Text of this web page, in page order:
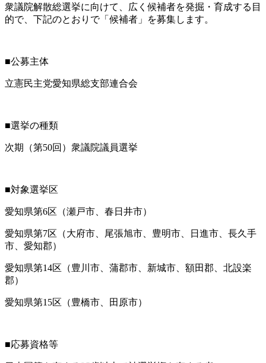
衆議院解散総選挙に向けて、広く候補者を発掘・育成する目
的で、下記のとおりで「候補者」を募集します。
■公募主体
立憲民主党愛知県総支部連合会
■選挙の種類
次期（第50回）衆議院議員選挙
■対象選挙区
愛知県第6区（瀬戸市、春日井市）
愛知県第7区（大府市、尾張旭市、豊明市、日進市、長久手
市、愛知郡）
愛知県第14区（豊川市、蒲郡市、新城市、額田郡、北設楽
郡）
愛知県第15区（豊橋市、田原市）
■応募資格等